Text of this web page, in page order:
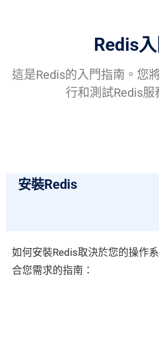
Redis
這是Redis的入門指南。您
行和測試Redis服
安裝Redis
如何安裝Redis取決於您的操作
合您需求的指南：